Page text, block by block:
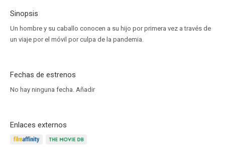
Sinopsis
Un hombre y su caballo conocen a su hijo por primera vez a través de
un viaje por el móvil por culpa de la pandemia.
Fechas de estrenos
No hay ninguna fecha. Añadir
Enlaces externos